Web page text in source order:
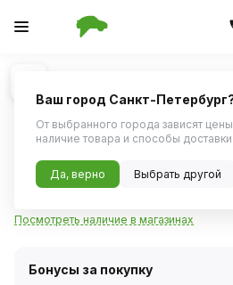
1/1
Шина MICHELIN Pilot
107Y XL MO1
Нет в наличии
Нет в наличии
Код товара:1113164
Артикул:032543
Посмотреть наличие в магазинах
Бонусы за покупку
Ваш город Санкт-
От выбранного города зависят
наличие товара и способы доставки
Да, верно Выбрать другой